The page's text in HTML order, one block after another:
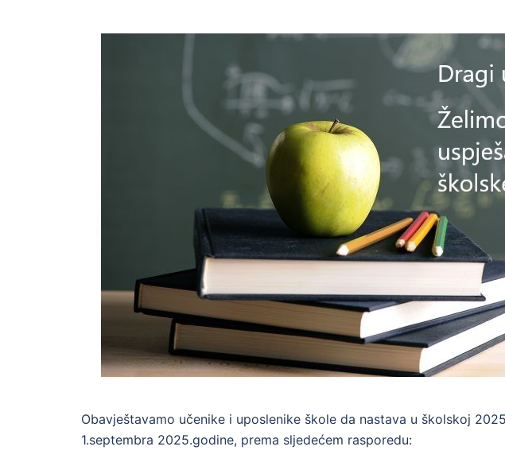
Obavještavamo učenike i uposlenike škole da nastava u školskoj
1.septembra 2025.godine, prema sljedećem rasporedu: